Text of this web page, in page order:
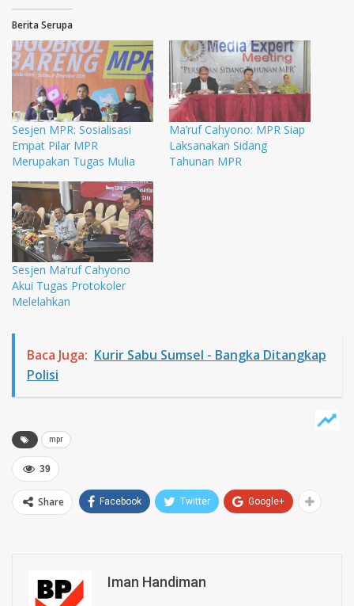
Berita Serupa
Sesjen MPR: Sosialisasi
Empat Pilar MPR
Merupakan Tugas Mulia
Ma’ruf Cahyono: MPR Siap
Laksanakan Sidang
Tahunan MPR
Sesjen Ma’ruf Cahyono
Akui Tugas Protokoler
Melelahkan
Baca Juga: Kurir Sabu Sumsel - Bangka Ditangkap
Polisi
mpr
39
Share Facebook Twitter Google+
Iman Handiman